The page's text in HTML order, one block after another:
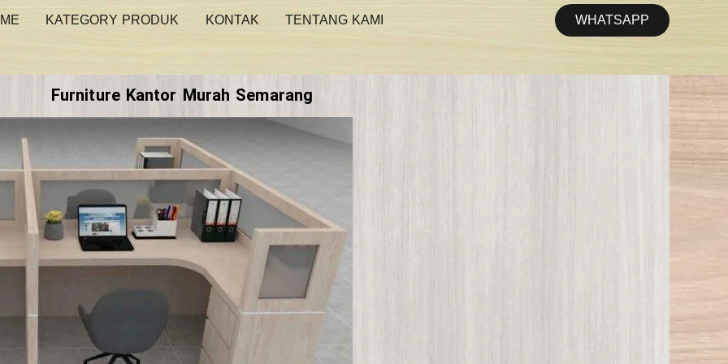
KATEGORY PRODUK KONTAK TENTANG KAMI WHATSAPP
Furniture Kantor Murah Semarang